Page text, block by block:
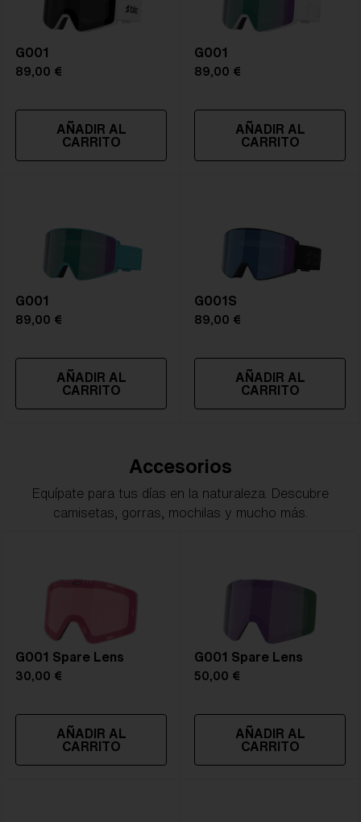
Tamaño:
Curvatura De La Lente:
Shield - Base 5.5 Cylindrical
NOTAINFORMATIVA:
G001
89,00 €
AÑADIR AL
CARRITO
G001
89,00 €
AÑADIR AL
CARRITO
G001
89,00 €
AÑADIR AL
CARRITO
G001S
89,00 €
AÑADIR AL
CARRITO
Accesorios
Equípate para tus días en la naturaleza. Descubre
camisetas, gorras, mochilas y mucho más.
G001 Spare Lens
30,00 €
AÑADIR AL
CARRITO
G001 Spare Lens
50,00 €
AÑADIR AL
CARRITO